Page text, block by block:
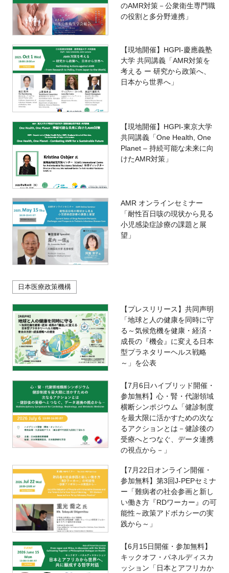
のAMR対策－公衆衛生専門職
の役割と多分野連携」
【現地開催】HGPI-慶應義塾
大学 共同講義「AMR対策を
考える ー 研究から政策へ、
日本から世界へ」
【現地開催】HGPI-東京大学
共同講義「One Health, One
Planet – 持続可能な未来に向
けたAMR対策」
AMR オンラインセミナー
「耐性百日咳の現状から見る
小児感染症診療の課題と展
望」
日本医療政策機構
【プレスリリース】共同声明
「地球と人の健康を同時に守
る～気候危機を健康・経済・
成長の『機会』に変える日本
型プラネタリーヘルス戦略
～」を公表
【7月6日ハイブリッド開催・
参加無料】心・腎・代謝領域
横断シンポジウム「健診制度
を最大限に活かすための次な
るアクションとは－健診後の
受療へとつなぐ、データ連携
の視点から－」
【7月22日オンライン開催・
参加無料】第3回J-PEPセミナ
ー「難病者の社会参画と新し
い働き方『RDワーカー』の可
能性～政策アドボカシーの実
践から～」
【6月15日開催・参加無料】
キックオフ・パネルディスカ
ッション「日本とアフリカか